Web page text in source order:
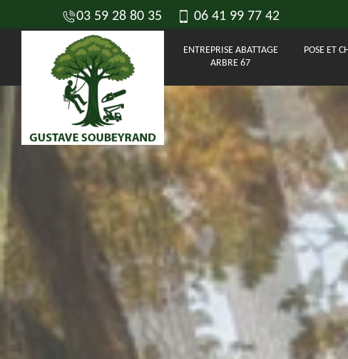
03 59 28 80 35 06 41 99 77 42
ENTREPRISE ABATTAGE
ARBRE 67
POSE ET